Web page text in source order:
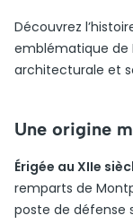
Découvrez
emblématique de
architecturale et
Une origine
Érigée au XIIe
remparts de
poste de défense